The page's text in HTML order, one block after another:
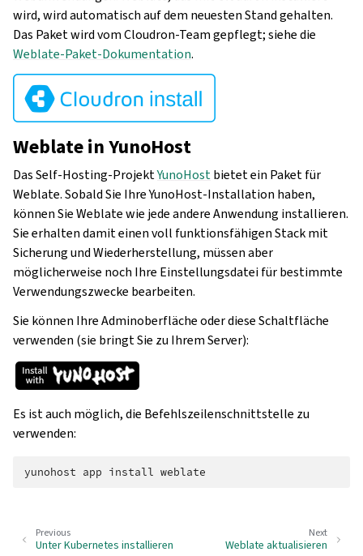
wird, wird automatisch auf dem neuesten Stand gehalten.
Das Paket wird vom Cloudron-Team gepflegt; siehe die
Weblate-Paket-Dokumentation.
Weblate in YunoHost
Das Self-Hosting-ProjektYunoHostbietet ein Paket für
Weblate. Sobald Sie Ihre YunoHost-Installation haben,
können Sie Weblate wie jede andere Anwendung installieren.
Sie erhalten damit einen voll funktionsfähigen Stack mit
Sicherung und Wiederherstellung, müssen aber
möglicherweise noch Ihre Einstellungsdatei für bestimmte
Verwendungszwecke bearbeiten.
Sie können Ihre Adminoberfläche oder diese Schaltfläche
verwenden (sie bringt Sie zu Ihrem Server):
Es ist auch möglich, die Befehlszeilenschnittstelle zu
verwenden:
yunohost app install
Next
Weblate aktualisieren
Previous
Unter Kubernetes installieren